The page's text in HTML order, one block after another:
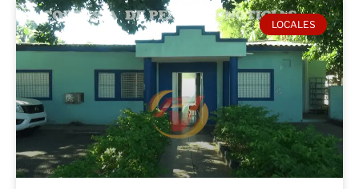
LOCALES